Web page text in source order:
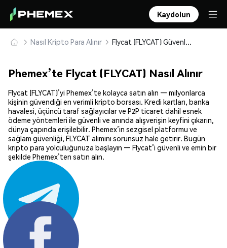
Kaydolun
Nasıl Kripto Para Alınır Flycat (FLYCAT) Güvenle Satın Alın ve Saklayın
Phemex’te Flycat (FLYCAT) Nasıl Alınır
Flycat (FLYCAT)’yi Phemex’te kolayca satın alın — milyonlarca
kişinin güvendiği en verimli kripto borsası. Kredi kartları, banka
havalesi, üçüncü taraf sağlayıcılar ve P2P ticaret dahil esnek
ödeme yöntemleri ile güvenli ve anında alışverişin keyfini çıkarın,
dünya çapında erişilebilir. Phemex’in sezgisel platformu ve
sağlam güvenliği, FLYCAT alımını sorunsuz hale getirir. Bugün
kripto para yolculuğunuza başlayın — Flycat’i güvenli ve emin bir
şekilde Phemex’ten satın alın.
Paylaş: